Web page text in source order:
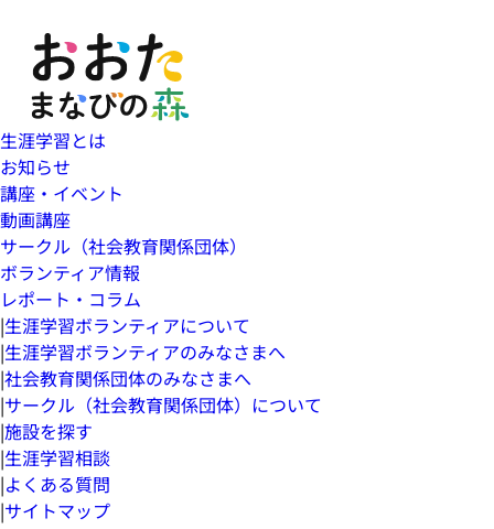
生涯学習とは
お知らせ
講座・イベント
動画講座
サークル（社会教育関係団体）
ボランティア情報
レポート・コラム
|生涯学習ボランティアについて
|生涯学習ボランティアのみなさまへ
|社会教育関係団体のみなさまへ
|サークル（社会教育関係団体）について
|施設を探す
|生涯学習相談
|よくある質問
|サイトマップ